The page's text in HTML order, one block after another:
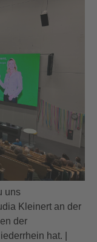
uns
Kleinert an der
der
hat. |